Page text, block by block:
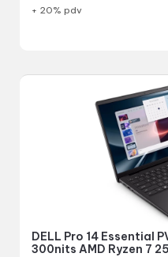
+ 20% pdv
DELL Pro 14 Essential
300nits AMD Ryzen 7